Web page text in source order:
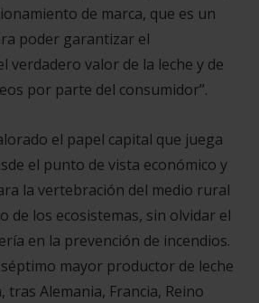
de marca, que es un
poder garantizar el
verdadero valor de la leche y de
por parte del consumidor”.
el papel capital que juega
el punto de vista económico y
la vertebración del medio rural
de los ecosistemas, sin olvidar el
en la prevención de incendios.
mayor productor de leche
tras Alemania, Francia, Reino